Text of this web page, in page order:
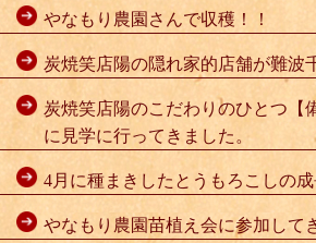
やなもり農園さんで収穫！！
炭焼笑店陽の隠れ家的店舗が難波
炭焼笑店陽のこだわりのひとつ
に見学に行ってきました。
4月に種まきしたとうもろこしの
やなもり農園苗植え会に参加して